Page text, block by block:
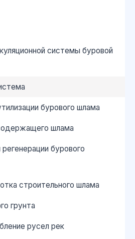
системы буровой
бурового шлама
шлама
бурового
строительного шлама
грунта
русел рек